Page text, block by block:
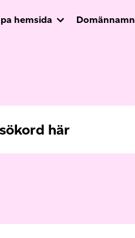
hemsida Domännamn